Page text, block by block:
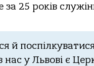
25 рoків
й
у Львoві є